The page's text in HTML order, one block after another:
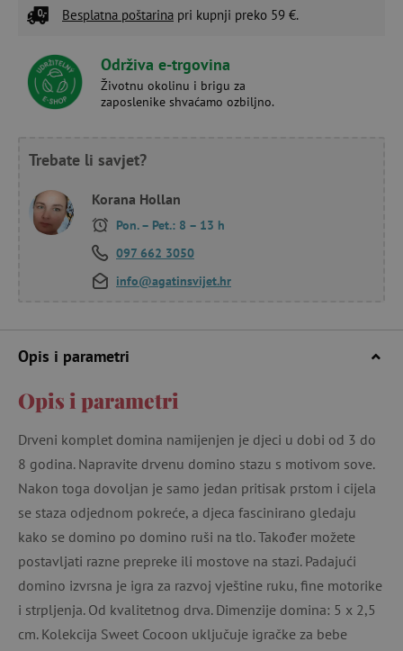
Besplatna poštarina pri kupnji preko 59 €.
Održiva e-trgovina
Životnu okolinu i brigu za
zaposlenike shvaćamo ozbiljno.
Trebate li savjet?
Korana Hollan
Pon. – Pet.: 8 – 13 h
097 662 3050
info@agatinsvijet.hr
Opis i parametri
Opis i parametri
Drveni komplet domina namijenjen je djeci u dobi od 3 do
8 godina. Napravite drvenu domino stazu s motivom sove.
Nakon toga dovoljan je samo jedan pritisak prstom i cijela
se staza odjednom pokreće, a djeca fascinirano gledaju
kako se domino po domino ruši na tlo. Također možete
postavljati razne prepreke ili mostove na stazi. Padajući
domino izvrsna je igra za razvoj vještine ruku, fine motorike
i strpljenja. Od kvalitetnog drva. Dimenzije domina: 5 x 2,5
cm. Kolekcija Sweet Cocoon uključuje igračke za bebe